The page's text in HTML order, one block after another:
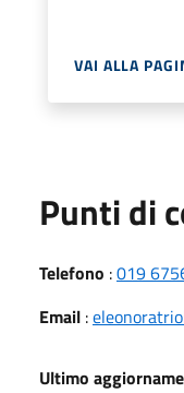
VAI ALLA
Punti di
Telefono :019
Email :
Ultimo